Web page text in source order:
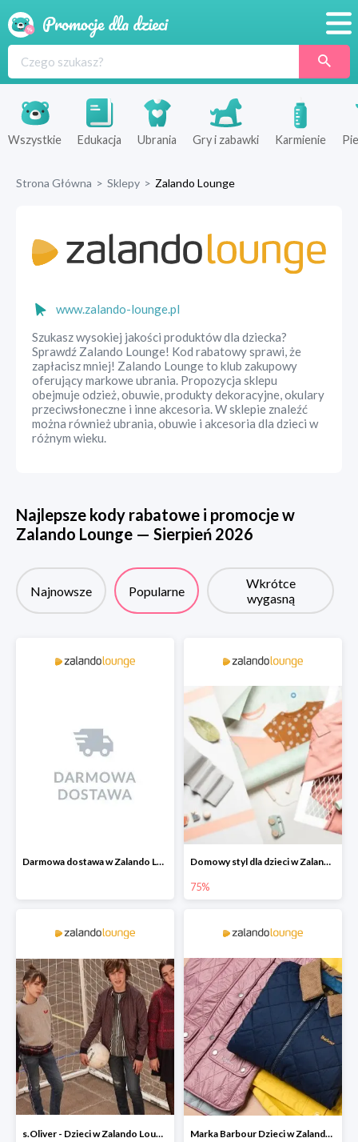
Produkty
Sklepy
Wszystkie Edukacja Ubrania Gry i zabawki Karmienie
Strona Główna > Sklepy > Zalando Lounge
www.zalando-lounge.pl
Szukasz wysokiej jakości produktów dla dziecka?
Sprawdź Zalando Lounge! Kod rabatowy sprawi, że
zapłacisz mniej! Zalando Lounge to klub zakupowy
oferujący markowe ubrania. Propozycja sklepu
obejmuje odzież, obuwie, produkty dekoracyjne, okulary
przeciwsłoneczne i inne akcesoria. W sklepie znaleźć
można również ubrania, obuwie i akcesoria dla dzieci w
różnym wieku.
Najlepsze kody rabatowe i promocje w
Zalando Lounge — Sierpień 2026
Najnowsze Popularne
Wkrótce
wygasną
Darmowa dostawa w Zalando Lounge Domowy styl dla dzieci w Zalando Lounge do -75%
75%
s.Oliver - Dzieci w Zalando Lounge do -77% Marka Barbour Dzieci w Zalando Lounge do -70%